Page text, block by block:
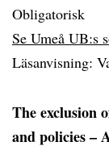
Obligatorisk
Se Umeå UB:s
Läsanvisning:
The exclusion
and policies –